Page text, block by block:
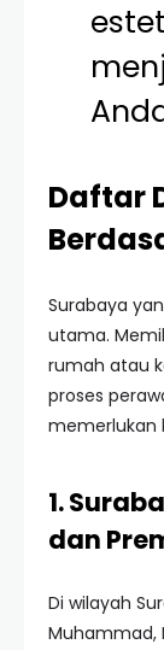
Daftar
Surabaya
utama.
rumah atau
proses
memerlukan
1.
dan
Di wilayah
Muhammad,